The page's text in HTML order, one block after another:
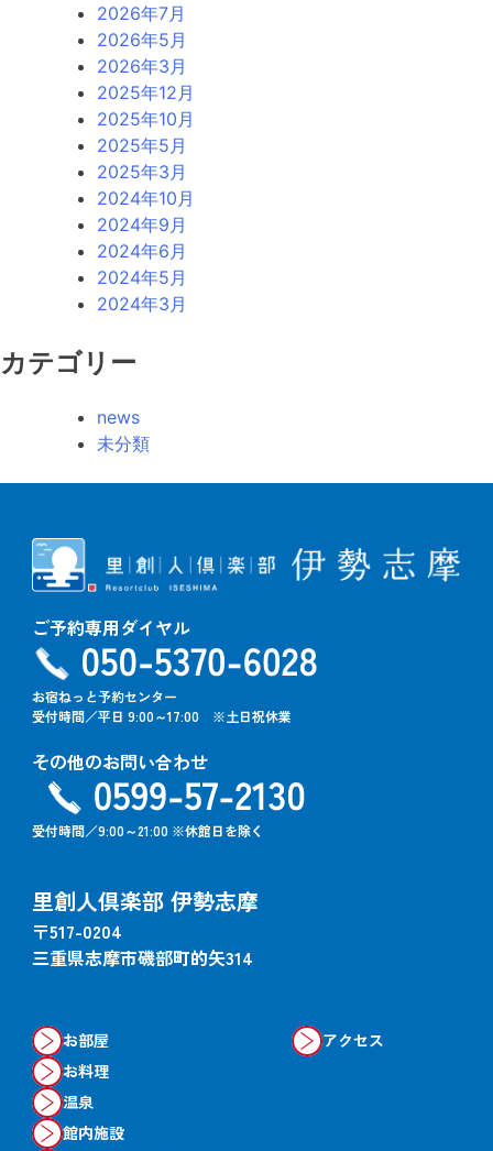
2026年7月
2026年5月
2026年3月
2025年12月
2025年10月
2025年5月
2025年3月
2024年10月
2024年9月
2024年6月
2024年5月
2024年3月
カテゴリー
news
未分類
ご予約専用ダイヤル
お宿ねっと予約センター
受付時間／平日 9:00～17:00 ※土日祝休業
その他のお問い合わせ
受付時間／9:00～21:00 ※休館日を除く
里創人倶楽部 伊勢志摩
〒517-0204
三重県志摩市磯部町的矢314
お部屋
お料理
温泉
館内施設
アクセス